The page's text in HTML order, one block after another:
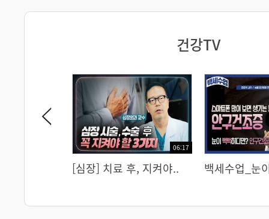
건강TV
06:17
[심장] 치료 후, 지켜야..
백세수업_눈
기록적 폭염 속 ‘고령자 .. 실내 공기의 진실,